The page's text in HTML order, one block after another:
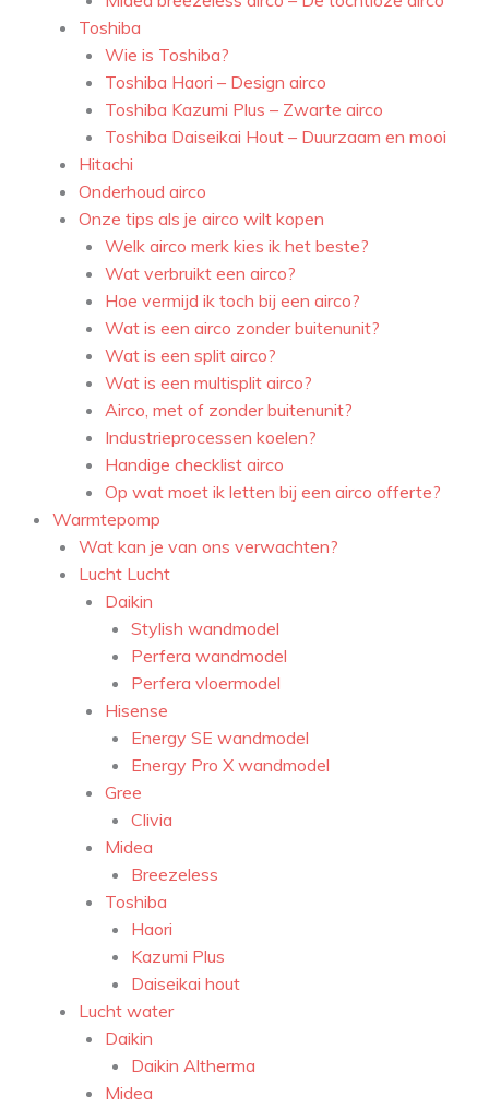
Toshiba
Wie is Toshiba?
Toshiba Haori – Design airco
Toshiba Kazumi Plus – Zwarte airco
Toshiba Daiseikai Hout – Duurzaam en mooi
Hitachi
Onderhoud airco
Onze tips als je airco wilt kopen
Welk airco merk kies ik het beste?
Wat verbruikt een airco?
Hoe vermijd ik toch bij een airco?
Wat is een airco zonder buitenunit?
Wat is een split airco?
Wat is een multisplit airco?
Airco, met of zonder buitenunit?
Industrieprocessen koelen?
Handige checklist airco
Op wat moet ik letten bij een airco offerte?
Warmtepomp
Wat kan je van ons verwachten?
Lucht Lucht
Daikin
Stylish wandmodel
Perfera wandmodel
Perfera vloermodel
Hisense
Energy SE wandmodel
Energy Pro X wandmodel
Gree
Clivia
Midea
Breezeless
Toshiba
Haori
Kazumi Plus
Daiseikai hout
Lucht water
Daikin
Daikin Altherma
Midea